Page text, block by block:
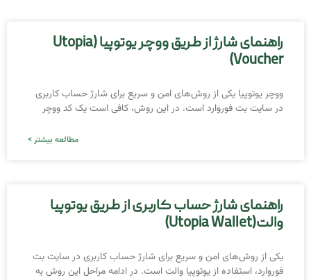
راهنمای شارژ از طریق ووچر یوتوپیا (Utopia
Voucher)
ووچر یوتوپیا یکی از روش‌های امن و سریع برای شارژ حساب کاربری
در سایت بت فوروارد است. در این روش، کافی است یک کد ووچر
مطالعه بیشتر >
راهنمای شارژ حساب کاربری از طریق یوتوپیا
والت(Utopia Wallet)
یکی از روش‌های امن و سریع برای شارژ حساب کاربری در سایت بت
فوروارد، استفاده از یوتوپیا والت است. در ادامه مراحل این روش به